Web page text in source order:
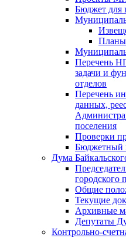
Бюджет для
Перечень
задачи и
отделов
Перечень
данных,
поселения
Проверки
Бюджетный
Дума
городского
Общие
Текущие
Архивные
Депутаты
Контрольно-